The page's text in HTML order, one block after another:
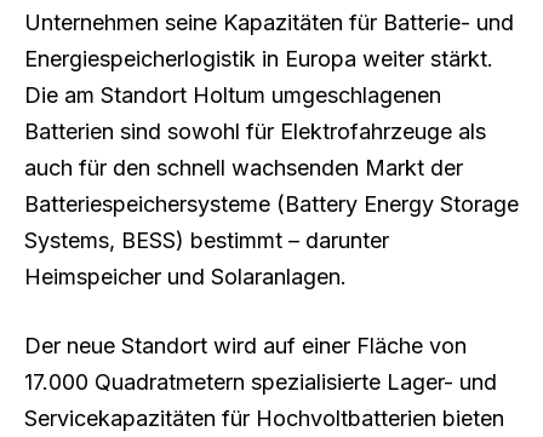
Unternehmen seine Kapazitäten für Batterie- und
Energiespeicherlogistik in Europa weiter stärkt.
Die am Standort Holtum umgeschlagenen
Batterien sind sowohl für Elektrofahrzeuge als
auch für den schnell wachsenden Markt der
Batteriespeichersysteme (Battery Energy Storage
Systems, BESS) bestimmt – darunter
Heimspeicher und Solaranlagen.
Der neue Standort wird auf einer Fläche von
17.000 Quadratmetern spezialisierte Lager- und
Servicekapazitäten für Hochvoltbatterien bieten